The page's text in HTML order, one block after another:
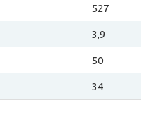
527
3,9
50
34